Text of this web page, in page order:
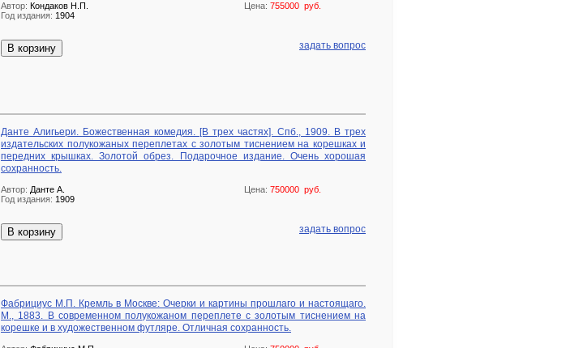
Цена: 755000 руб.
Автор: Кондаков Н.П.
Год издания: 1904
В корзину задать вопрос
Данте Алигьери. Божественная комедия. [В трех частях]. Спб., 1909. В трех
издательских полукожаных переплетах с золотым тиснением на корешках и
передних крышках. Золотой обрез. Подарочное издание. Очень хорошая
сохранность.
Цена: 750000 руб.
Автор: Данте А.
Год издания: 1909
В корзину задать вопрос
Фабрициус М.П. Кремль в Москве: Очерки и картины прошлаго и настоящаго.
М., 1883. В современном полукожаном переплете с золотым тиснением на
корешке и в художественном футляре. Отличная сохранность.